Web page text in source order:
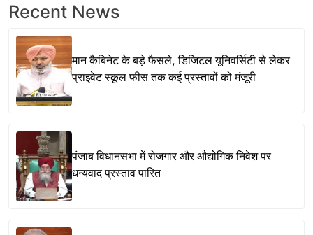
Recent News
मान कैबिनेट के बड़े फैसले, डिजिटल यूनिवर्सिटी से लेकर
प्राइवेट स्कूल फीस तक कई प्रस्तावों को मंजूरी
पंजाब विधानसभा में रोजगार और औद्योगिक निवेश पर
धन्यवाद प्रस्ताव पारित